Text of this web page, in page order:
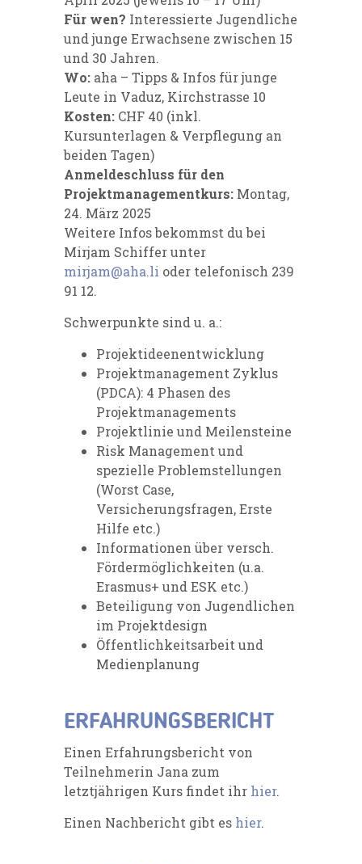
Für wen? Interessierte Jugendliche
und junge Erwachsene zwischen 15
und 30 Jahren.
Wo: aha – Tipps & Infos für junge
Leute in Vaduz, Kirchstrasse 10
Kosten: CHF 40 (inkl.
Kursunterlagen & Verpflegung an
beiden Tagen)
Anmeldeschluss für den
Projektmanagementkurs: Montag,
24. März 2025
Weitere Infos bekommst du bei
Mirjam Schiffer unter
mirjam@aha.li oder telefonisch 239
91 12.
Schwerpunkte sind u. a.:
Projektideenentwicklung
Projektmanagement Zyklus
(PDCA): 4 Phasen des
Projektmanagements
Projektlinie und Meilensteine
Risk Management und
spezielle Problemstellungen
(Worst Case,
Versicherungsfragen, Erste
Hilfe etc.)
Informationen über versch.
Fördermöglichkeiten (u.a.
Erasmus+ und ESK etc.)
Beteiligung von Jugendlichen
im Projektdesign
Öffentlichkeitsarbeit und
Medienplanung
ERFAHRUNGSBERICHT
Einen Erfahrungsbericht von
Teilnehmerin Jana zum
letztjährigen Kurs findet ihr hier.
Einen Nachbericht gibt es hier.